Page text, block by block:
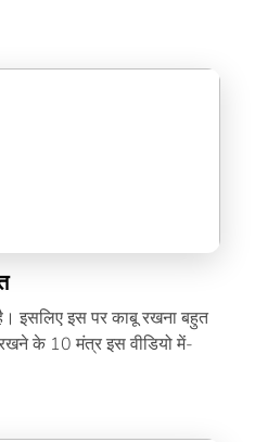
इसलिए इस पर काबू रखना बहुत
के 10 मंत्र इस वीडियो में-